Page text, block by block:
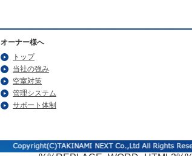
オーナー様へ
トップ
当社の強み
空室対策
管理システム
サポート体制